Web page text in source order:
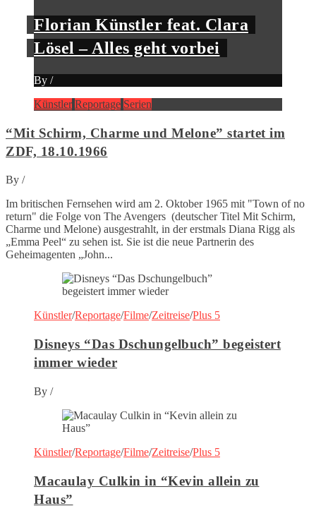
Florian Künstler feat. Clara
Lösel – Alles geht vorbei
By /
Künstler Reportage Serien
“Mit Schirm, Charme und Melone” startet im
ZDF, 18.10.1966
By /
Im britischen Fernsehen wird am 2. Oktober 1965 mit "Town of no
return" die Folge von The Avengers (deutscher Titel Mit Schirm,
Charme und Melone) ausgestrahlt, in der erstmals Diana Rigg als
„Emma Peel“ zu sehen ist. Sie ist die neue Partnerin des
Geheimagenten „John...
Künstler/Reportage/Filme/Zeitreise/Plus 5
Disneys “Das Dschungelbuch” begeistert
immer wieder
By /
Künstler/Reportage/Filme/Zeitreise/Plus 5
Macaulay Culkin in “Kevin allein zu
Haus”